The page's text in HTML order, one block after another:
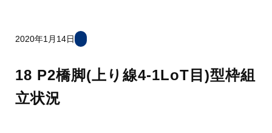
2020年1月14日
18 P2橋脚(上り線4-1LoT目)型枠組
立状況